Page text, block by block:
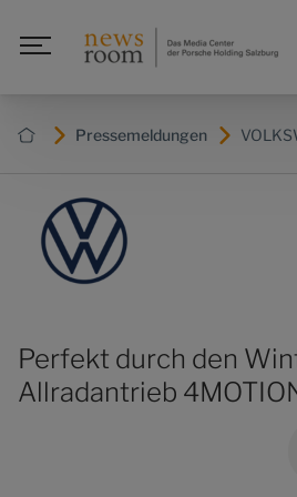
Pressemeldungen
Perfekt durch den
Allradantrieb